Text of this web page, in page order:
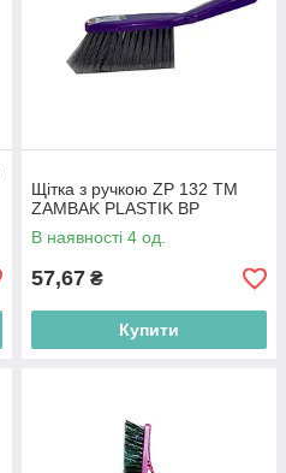
Щітка з ручкою ZP 132 ТМ
ZAMBAK PLASTIK BP
В наявності 4 од.
57,67 ₴
Купити